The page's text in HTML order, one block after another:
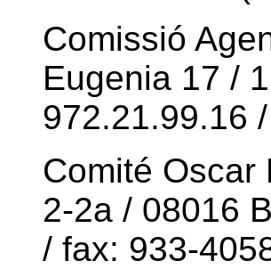
Comissió
Eugenia 17 /
972.21.99.16 /
Comité Oscar
2-2a / 08016
/ fax: 933-